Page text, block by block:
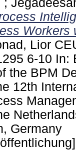
;
Workers
Lior
6-10 In:
the BPM
12th
Germany